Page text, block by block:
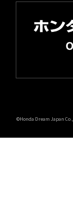
©Honda Dream Japan